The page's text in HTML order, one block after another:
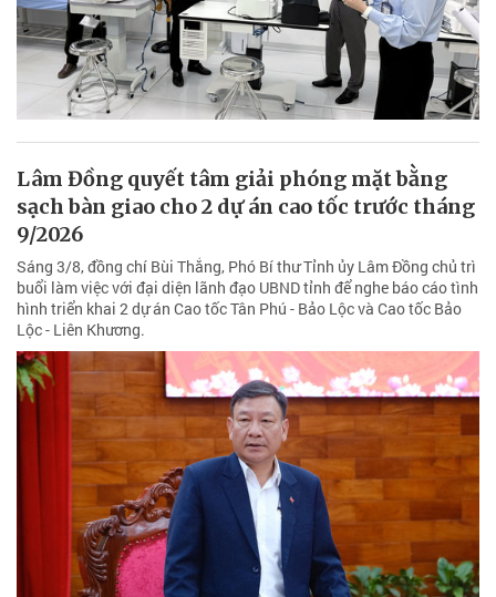
Lâm Đồng quyết tâm giải phóng mặt bằng
sạch bàn giao cho 2 dự án cao tốc trước tháng
9/2026
Sáng 3/8, đồng chí Bùi Thắng, Phó Bí thư Tỉnh ủy Lâm Đồng chủ trì
buổi làm việc với đại diện lãnh đạo UBND tỉnh để nghe báo cáo tình
hình triển khai 2 dự án Cao tốc Tân Phú - Bảo Lộc và Cao tốc Bảo
Lộc - Liên Khương.